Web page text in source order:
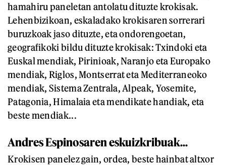
hamahiru paneletan antolatu dituzte krokisak.
Lehenbizikoan, eskaladako krokisaren sorrerari
buruzkoak jaso dituzte, eta ondorengoetan,
geografikoki bildu dituzte krokisak: Txindoki eta
Euskal mendiak, Pirinioak, Naranjo eta Europako
mendiak, Riglos, Montserrat eta Mediterraneoko
mendiak, Sistema Zentrala, Alpeak, Yosemite,
Patagonia, Himalaia eta mendikate handiak, eta
beste mendiak...
Andres Espinosaren eskuizkribuak...
Krokisen panelez gain, ordea, beste hainbat altxor